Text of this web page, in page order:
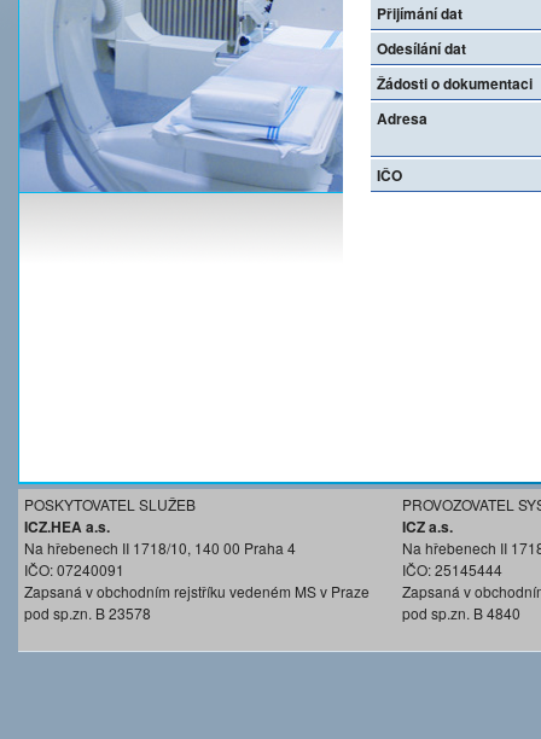
Přijímání dat
Odesílání dat
Žádosti o dokumentaci
Adresa
IČO
POSKYTOVATEL SLUŽEB
ICZ.HEA a.s.
Na hřebenech II 1718/10, 140 00 Praha 4
IČO: 07240091
Zapsaná v obchodním rejstříku vedeném MS v Praze
pod sp.zn. B 23578
PROVOZOVATEL
ICZ a.s.
Na hřebenech II
IČO: 25145444
Zapsaná v
pod sp.zn. B 4840